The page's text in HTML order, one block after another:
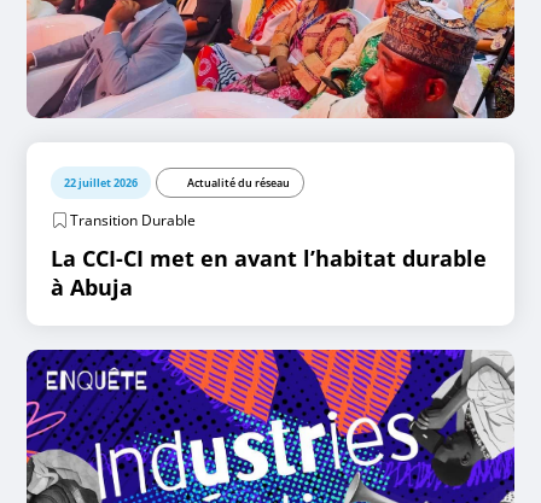
22 juillet 2026 Actualité du réseau
Transition Durable
La CCI-CI met en avant l’habitat durable
à Abuja